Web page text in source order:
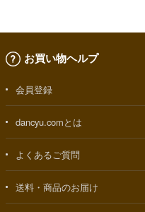
お買い物ヘルプ
会員登録
dancyu.comとは
よくあるご質問
送料・商品のお届け